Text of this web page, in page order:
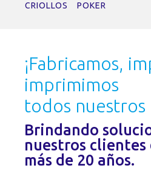
CRIOLLOS POKER
¡Fabricamos,
imprimimos
todos
Brindando
nuestros clientes
más de 20 años.